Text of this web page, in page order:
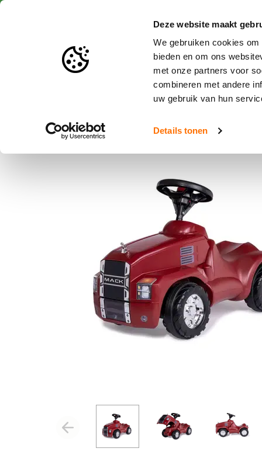
Deze website maakt
We gebruiken cookies
bieden en om ons
met onze partners voor
combineren met andere
uw gebruik van hun
Details tonen
Speelgoed en miniaturen